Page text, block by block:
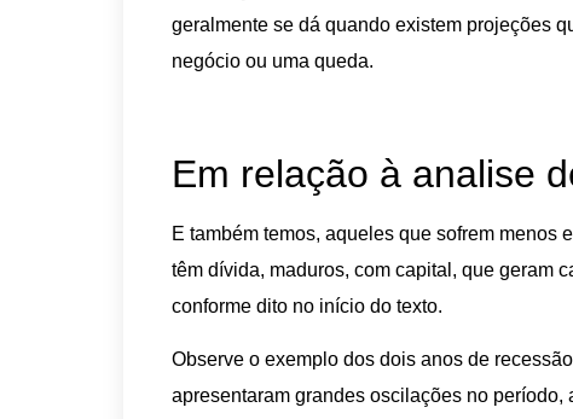
geralmente se dá quando existem projeções
negócio ou uma queda.
Em relação à analise
E também temos, aqueles que sofrem menos
têm dívida, maduros, com capital, que geram
conforme dito no início do texto.
Observe o exemplo dos dois anos de
apresentaram grandes oscilações no